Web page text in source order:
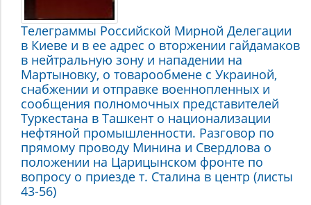
Гражданской
войне
Телеграммы Российской Мирной Делегации
в Киеве и в ее адрес о вторжении гайдамаков
в нейтральную зону и нападении на
Мартыновку, о товарообмене с Украиной,
снабжении и отправке военнопленных и
сообщения полномочных представителей
Туркестана в Ташкент о национализации
нефтяной промышленности. Разговор по
прямому проводу Минина и Свердлова о
положении на Царицынском фронте по
вопросу о приезде т. Сталина в центр (листы
43-56)